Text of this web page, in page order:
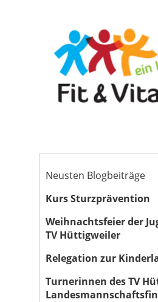
Neusten Blogbeiträge
Kurs Sturzprävention
Weihnachtsfeier der
TV Hüttigweiler
Relegation zur
Turnerinnen des TV